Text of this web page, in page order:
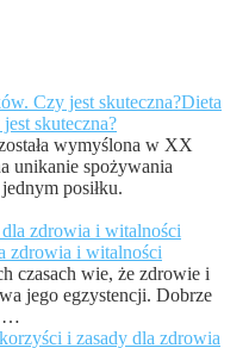
Dieta
skuteczna?
wymyślona w XX
unikanie spożywania
posiłku.
zdrowia i witalności
czasach wie, że zdrowie i
jego egzystencji. Dobrze
…